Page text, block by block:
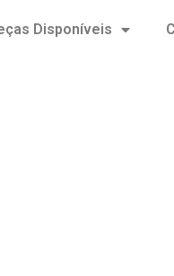
Disponíveis